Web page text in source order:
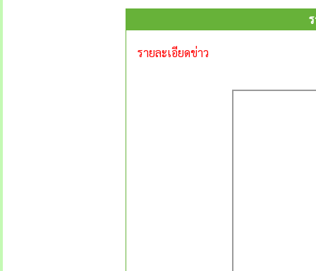
รายละเอียดข่าว